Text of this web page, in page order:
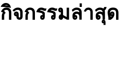
กิจกรรมล่าสุด